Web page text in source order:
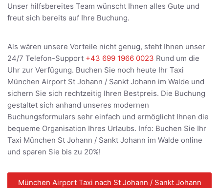
Unser hilfsbereites Team wünscht Ihnen alles Gute und
freut sich bereits auf Ihre Buchung.
Als wären unsere Vorteile nicht genug, steht Ihnen unser
24/7 Telefon-Support +43 699 1966 0023 Rund um die
Uhr zur Verfügung. Buchen Sie noch heute Ihr Taxi
München Airport St Johann / Sankt Johann im Walde und
sichern Sie sich rechtzeitig Ihren Bestpreis. Die Buchung
gestaltet sich anhand unseres modernen
Buchungsformulars sehr einfach und ermöglicht Ihnen die
bequeme Organisation Ihres Urlaubs. Info: Buchen Sie Ihr
Taxi München St Johann / Sankt Johann im Walde online
und sparen Sie bis zu 20%!
München Airport Taxi nach St Johann / Sankt Johann